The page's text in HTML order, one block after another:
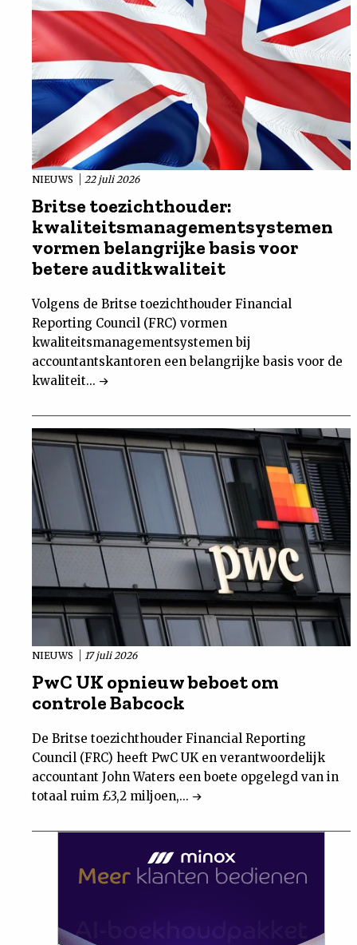
NIEUWS 22 juli 2026
Britse toezichthouder:
kwaliteitsmanagementsystemen
vormen belangrijke basis voor
betere auditkwaliteit
Volgens de Britse toezichthouder Financial
Reporting Council (FRC) vormen
kwaliteitsmanagementsystemen bij
accountantskantoren een belangrijke basis voor de
kwaliteit...
NIEUWS 17 juli 2026
PwC UK opnieuw beboet om
controle Babcock
De Britse toezichthouder Financial Reporting
Council (FRC) heeft PwC UK en verantwoordelijk
accountant John Waters een boete opgelegd van in
totaal ruim £3,2 miljoen,...